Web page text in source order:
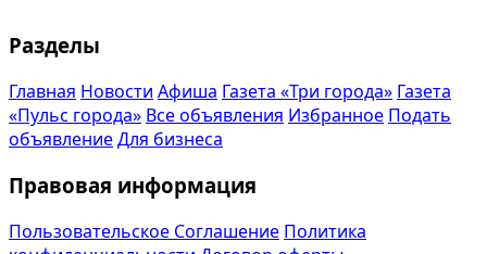
Разделы
Главная Новости Афиша Газета «Три города» Газета
«Пульс города» Все объявления Избранное Подать
объявлениеДля бизнеса
Правовая информация
Пользовательское Соглашение Политика